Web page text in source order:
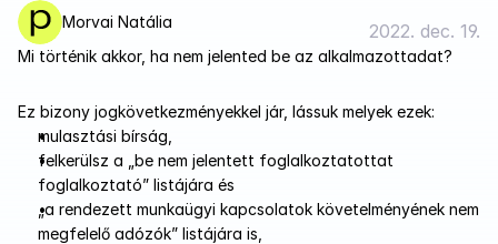
Morvai Natália 2022. dec. 19.
Mi történik akkor, ha nem jelented be az alkalmazottadat?
Ez bizony jogkövetkezményekkel jár, lássuk melyek ezek:
mulasztási bírság,
felkerülsz a „be nem jelentett foglalkoztatottat
foglalkoztató” listájára és
„a rendezett munkaügyi kapcsolatok követelményének nem
megfelelő adózók” listájára is,